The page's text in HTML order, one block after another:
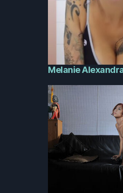
Melanie